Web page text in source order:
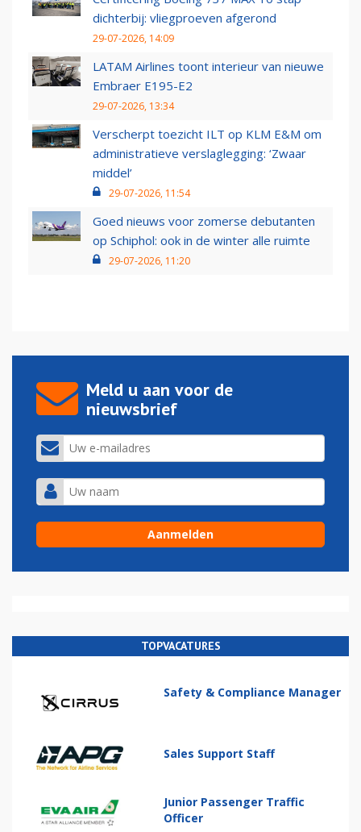
dichterbij: vliegproeven afgerond
29-07-2026, 14:09
LATAM Airlines toont interieur van nieuwe
Embraer E195-E2
29-07-2026, 13:34
Verscherpt toezicht ILT op KLM E&M om
administratieve verslaglegging: ‘Zwaar
middel’
29-07-2026, 11:54
Goed nieuws voor zomerse debutanten
op Schiphol: ook in de winter alle ruimte
29-07-2026, 11:20
Meld u aan voor de
nieuwsbrief
TOPVACATURES
Safety & Compliance Manager
Sales Support Staff
Junior Passenger Traffic
Officer